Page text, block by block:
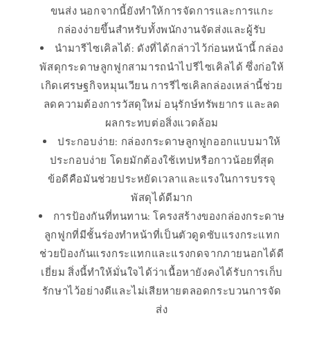
ขนส่ง นอกจากนี้ยังทำให้การจัดการและการแกะ
กล่องง่ายขึ้นสำหรับทั้งพนักงานจัดส่งและผู้รับ
นำมารีไซเคิลได้: ดังที่ได้กล่าวไว้ก่อนหน้านี้ กล่อง
พัสดุกระดาษลูกฟูกสามารถนำไปรีไซเคิลได้ ซึ่งก่อให้
เกิดเศรษฐกิจหมุนเวียน การรีไซเคิลกล่องเหล่านี้ช่วย
ลดความต้องการวัสดุใหม่ อนุรักษ์ทรัพยากร และลด
ผลกระทบต่อสิ่งแวดล้อม
ประกอบง่าย: กล่องกระดาษลูกฟูกออกแบบมาให้
ประกอบง่าย โดยมักต้องใช้เทปหรือกาวน้อยที่สุด
ข้อดีคือมันช่วยประหยัดเวลาและแรงในการบรรจุ
พัสดุได้ดีมาก
การป้องกันที่ทนทาน: โครงสร้างของกล่องกระดาษ
ลูกฟูกที่มีชั้นร่องทำหน้าที่เป็นตัวดูดซับแรงกระแทก
ช่วยป้องกันแรงกระแทกและแรงกดจากภายนอกได้ดี
เยี่ยม สิ่งนี้ทำให้มั่นใจได้ว่าเนื้อหายังคงได้รับการเก็บ
รักษาไว้อย่างดีและไม่เสียหายตลอดกระบวนการจัด
ส่ง